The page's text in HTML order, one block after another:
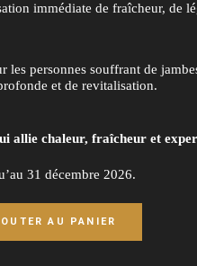
immédiate de fraîcheur, de
les personnes souffrant de
et de revitalisation.
allie chaleur, fraîcheur et
31 décembre 2026.
AU PANIER